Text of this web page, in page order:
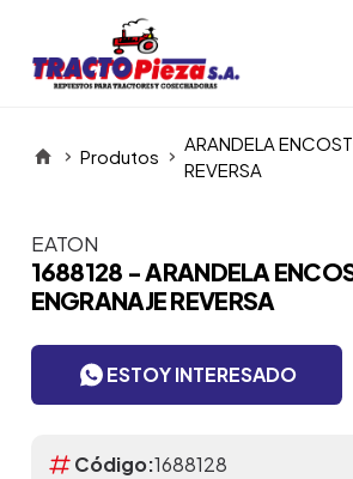
Produtos
ARANDELA
REVERSA
Itens da Galeria
EATON
1688128 - ARANDELA
ENGRANAJE REVERSA
ESTOY INTERESADO
Código:1688128